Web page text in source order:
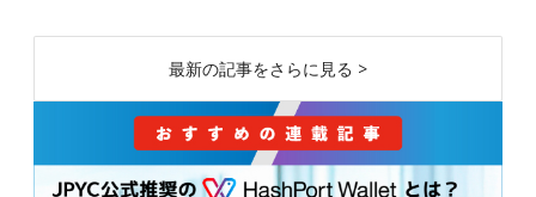
最新の記事をさらに見る >